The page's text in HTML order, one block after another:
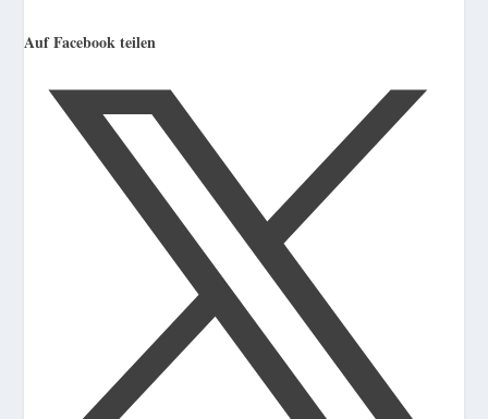
Auf Facebook teilen